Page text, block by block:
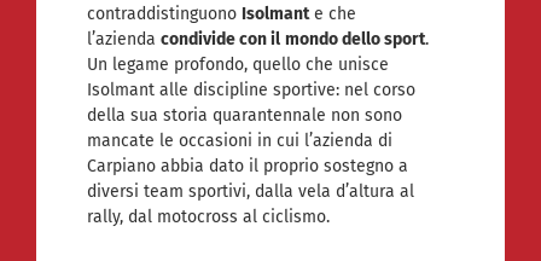
contraddistinguono Isolmante che
l’aziendacondivide con il mondo dello sport.
Un legame profondo, quello che unisce
Isolmant alle discipline sportive: nel corso
della sua storia quarantennale non sono
mancate le occasioni in cui l’azienda di
Carpiano abbia dato il proprio sostegno a
diversi team sportivi, dalla vela d’altura al
rally, dal motocross al ciclismo.